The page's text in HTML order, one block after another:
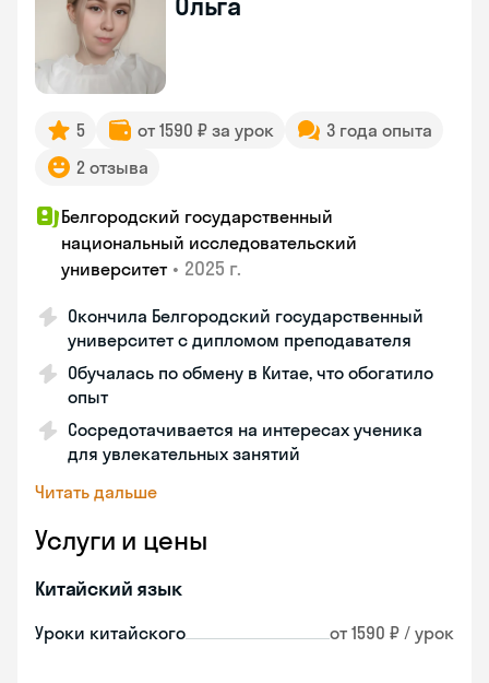
5 от 1590 ₽ за урок
3 года опыта
2 отзыва
Белгородский государственный
национальный исследовательский
университет • 2025 г.
Окончила Белгородский государственный
университет с дипломом преподавателя
Обучалась по обмену в Китае, что обогатило
опыт
Сосредотачивается на интересах ученика
для увлекательных занятий
Читать дальше
Услуги и цены
Китайский язык
Уроки китайского от 1590 ₽ / урок